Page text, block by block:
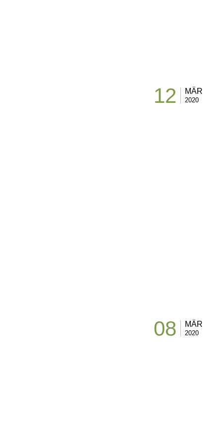
12 MÄR
2020
08 MÄR
2020